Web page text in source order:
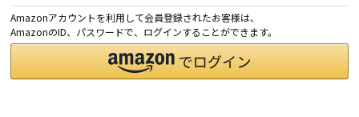
Amazonアカウントを利用して会員登録されたお客様は、
AmazonのID、パスワードで、ログインすることができます。